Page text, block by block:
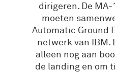
dirigeren. De
moeten
Automatic Ground
netwerk van IBM.
alleen nog aan
de landing en om